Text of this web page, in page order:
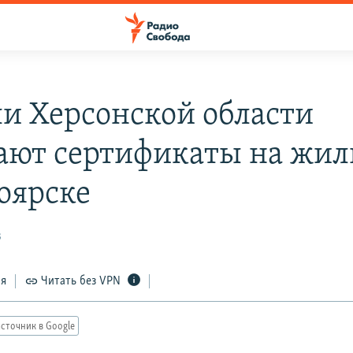
Херсонской области
сертификаты на
Читать без VPN
в Google